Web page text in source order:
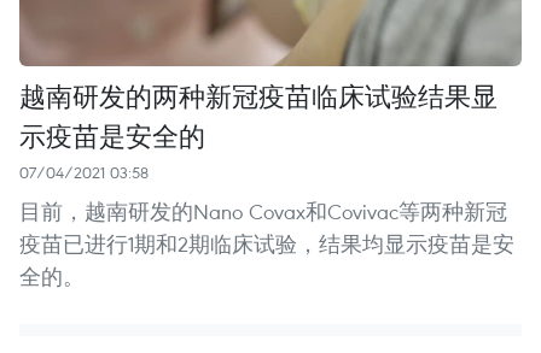
越南研发的两种新冠疫苗临床试验结果显
示疫苗是安全的
07/04/2021 03:58
目前，越南研发的Nano Covax和Covivac等两种新冠
疫苗已进行1期和2期临床试验，结果均显示疫苗是安
全的。